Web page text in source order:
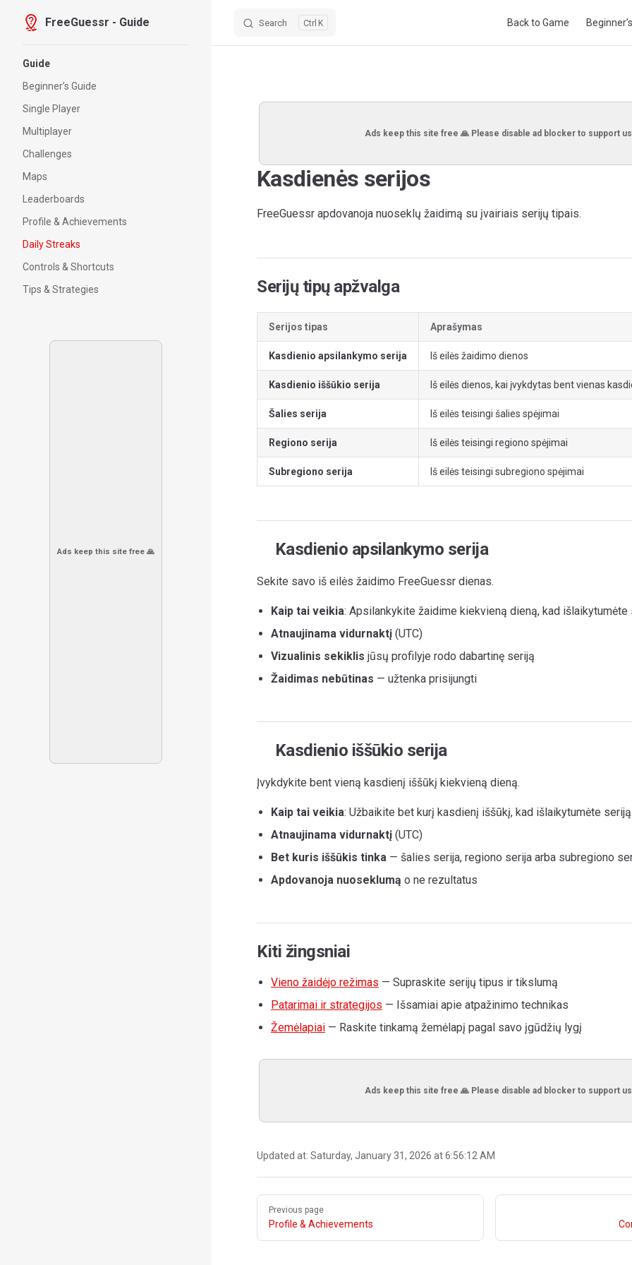
Skip to content
FreeGuessr - Guide Search K Back to Game
Guide
Beginner’s Guide
Single Player
Multiplayer
Challenges
Maps
Leaderboards
Profile & Achievements
Daily Streaks
Controls & Shortcuts
Tips & Strategies
Ads keep this site free 🙏
Ads keep this site free 🙏 Please disable ad blocker to support
Kasdienės serijos
FreeGuessr apdovanoja nuoseklų žaidimą su įvairiais serijų tipais.
Serijų tipų apžvalga
Serijos tipas Aprašymas
Kasdienio apsilankymo serija Iš eilės žaidimo dienos
Kasdienio iššūkio serija Iš eilės dienos, kai įvykdytas bent vienas
Šalies serija Iš eilės teisingi šalies spėjimai
Regiono serija Iš eilės teisingi regiono spėjimai
Subregiono serija Iš eilės teisingi subregiono spėjimai
Kasdienio apsilankymo serija
Sekite savo iš eilės žaidimo FreeGuessr dienas.
Kaip tai veikia: Apsilankykite žaidime kiekvieną dieną, kad išlaikytumėte
Atnaujinama vidurnaktį (UTC)
Vizualinis sekiklis jūsų profilyje rodo dabartinę seriją
Žaidimas nebūtinas — užtenka prisijungti
Kasdienio iššūkio serija
Įvykdykite bent vieną kasdienį iššūkį kiekvieną dieną.
Kaip tai veikia: Užbaikite bet kurį kasdienį iššūkį, kad išlaikytumėte seriją
Atnaujinama vidurnaktį (UTC)
Bet kuris iššūkis tinka — šalies serija, regiono serija arba subregiono
Apdovanoja nuoseklumą o ne rezultatus
Kiti žingsniai
Vieno žaidėjo režimas — Supraskite serijų tipus ir tikslumą
Patarimai ir strategijos — Išsamiai apie atpažinimo technikas
Žemėlapiai — Raskite tinkamą žemėlapį pagal savo įgūdžių lygį
Ads keep this site free 🙏 Please disable ad blocker to support
Updated at: Saturday, January 31, 2026 at 6:56:12 AM
Pager
Previous page
Profile & Achievements